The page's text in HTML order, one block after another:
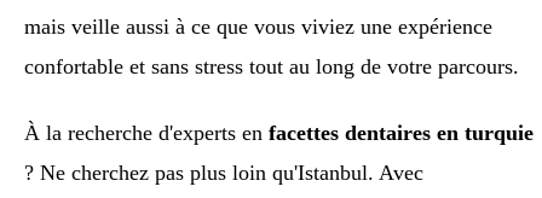
mais veille aussi à ce que vous viviez une expérience
confortable et sans stress tout au long de votre parcours.
À la recherche d'experts en facettes dentaires en turquie
? Ne cherchez pas plus loin qu'Istanbul. Avec